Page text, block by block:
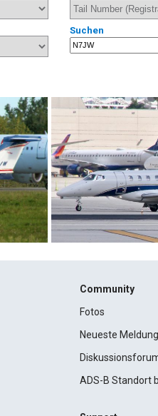
Suchen
Community
Fotos
Neueste
ADS-B Standort